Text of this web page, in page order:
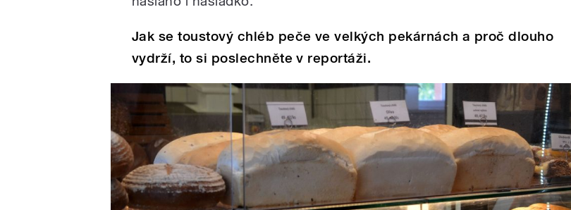
Jak se toustový chléb peče ve velkých pekárnách a proč dlouho
vydrží, to si poslechněte v reportáži.